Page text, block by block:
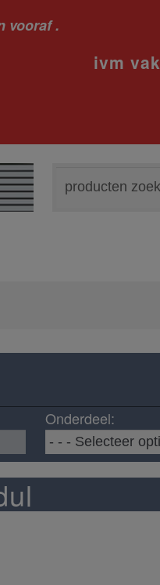
vooraf .
naar:
Onderdeel: